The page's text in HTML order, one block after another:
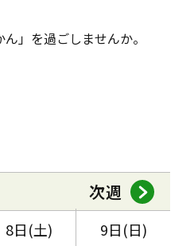
」を過ごしませんか。
次週
8日(土) 9日(日)